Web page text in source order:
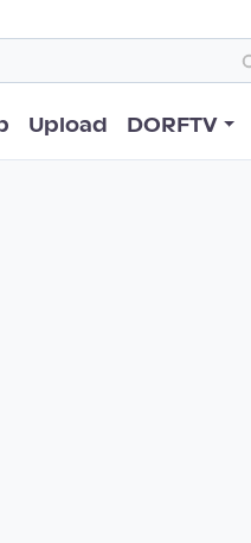
Upload DORFTV